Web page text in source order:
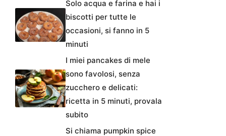
Solo acqua e farina e hai i
biscotti per tutte le
occasioni, si fanno in 5
minuti
I miei pancakes di mele
sono favolosi, senza
zucchero e delicati:
ricetta in 5 minuti, provala
subito
Si chiama pumpkin spice